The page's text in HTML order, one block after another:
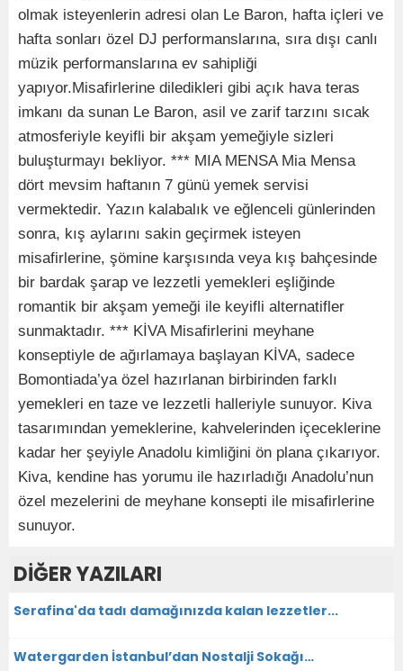
olmak isteyenlerin adresi olan Le Baron, hafta içleri ve
hafta sonları özel DJ performanslarına, sıra dışı canlı
müzik performanslarına ev sahipliği
yapıyor.Misafirlerine diledikleri gibi açık hava teras
imkanı da sunan Le Baron, asil ve zarif tarzını sıcak
atmosferiyle keyifli bir akşam yemeğiyle sizleri
buluşturmayı bekliyor. *** MIA MENSA Mia Mensa
dört mevsim haftanın 7 günü yemek servisi
vermektedir. Yazın kalabalık ve eğlenceli günlerinden
sonra, kış aylarını sakin geçirmek isteyen
misafirlerine, şömine karşısında veya kış bahçesinde
bir bardak şarap ve lezzetli yemekleri eşliğinde
romantik bir akşam yemeği ile keyifli alternatifler
sunmaktadır. *** KİVA Misafirlerini meyhane
konseptiyle de ağırlamaya başlayan KİVA, sadece
Bomontiada’ya özel hazırlanan birbirinden farklı
yemekleri en taze ve lezzetli halleriyle sunuyor. Kiva
tasarımından yemeklerine, kahvelerinden içeceklerine
kadar her şeyiyle Anadolu kimliğini ön plana çıkarıyor.
Kiva, kendine has yorumu ile hazırladığı Anadolu’nun
özel mezelerini de meyhane konsepti ile misafirlerine
sunuyor.
DİĞER YAZILARI
Serafina'da tadı damağınızda kalan lezzetler...
Watergarden İstanbul’dan Nostalji Sokağı…